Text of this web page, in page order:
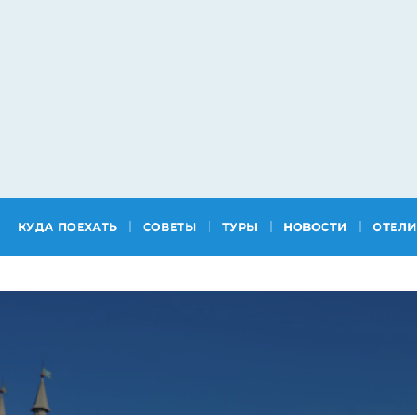
КУДА ПОЕХАТЬ СОВЕТЫ ТУРЫ НОВОСТИ ОТЕЛИ